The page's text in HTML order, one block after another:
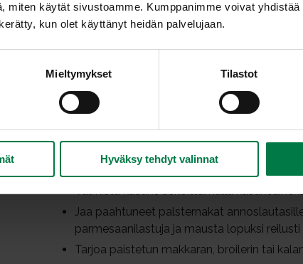
miten käytät sivustoamme. Kumppanimme voivat
kun olet käyttänyt heidän palvelujaan.
Mieltymykset Tilastot
Hyväksy tehdyt valinnat
Pese palsternakat huolellisesti ja leikkaa
Aseta lohkot leivinpaperin päälle
mausta suolalla sekä pippurilla. Sekoittele
Valmista kastike sekoittamalla
Jaa paahtuneet palsternakat
parmesaanilastuja ja mausta lopuksi reilusti
Tarjoa paistetun makkaran, broilerin tai